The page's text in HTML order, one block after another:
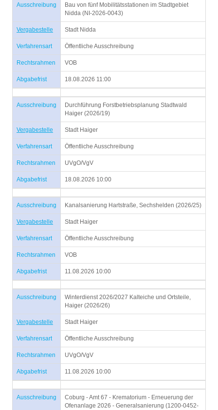
Ausschreibung
Bau von fünf Mobilitätsstationen im Stadtgebiet
Nidda (NI-2026-0043)
Vergabestelle Stadt Nidda
Verfahrensart Öffentliche Ausschreibung
Rechtsrahmen VOB
Abgabefrist 18.08.2026 11:00
Ausschreibung
Durchführung Forstbetriebsplanung Stadtwald
Haiger (2026/19)
Vergabestelle Stadt Haiger
Verfahrensart Öffentliche Ausschreibung
Rechtsrahmen UVgO/VgV
Abgabefrist 18.08.2026 10:00
Ausschreibung Kanalsanierung Hartstraße, Sechshelden (2026/25)
Vergabestelle Stadt Haiger
Verfahrensart Öffentliche Ausschreibung
Rechtsrahmen VOB
Abgabefrist 11.08.2026 10:00
Ausschreibung
Winterdienst 2026/2027 Kalteiche und Ortsteile,
Haiger (2026/26)
Vergabestelle Stadt Haiger
Verfahrensart Öffentliche Ausschreibung
Rechtsrahmen UVgO/VgV
Abgabefrist 11.08.2026 10:00
Ausschreibung
Coburg - Amt 67 - Krematorium - Erneuerung der
Ofenanlage 2026 - Generalsanierung (1200-0452-